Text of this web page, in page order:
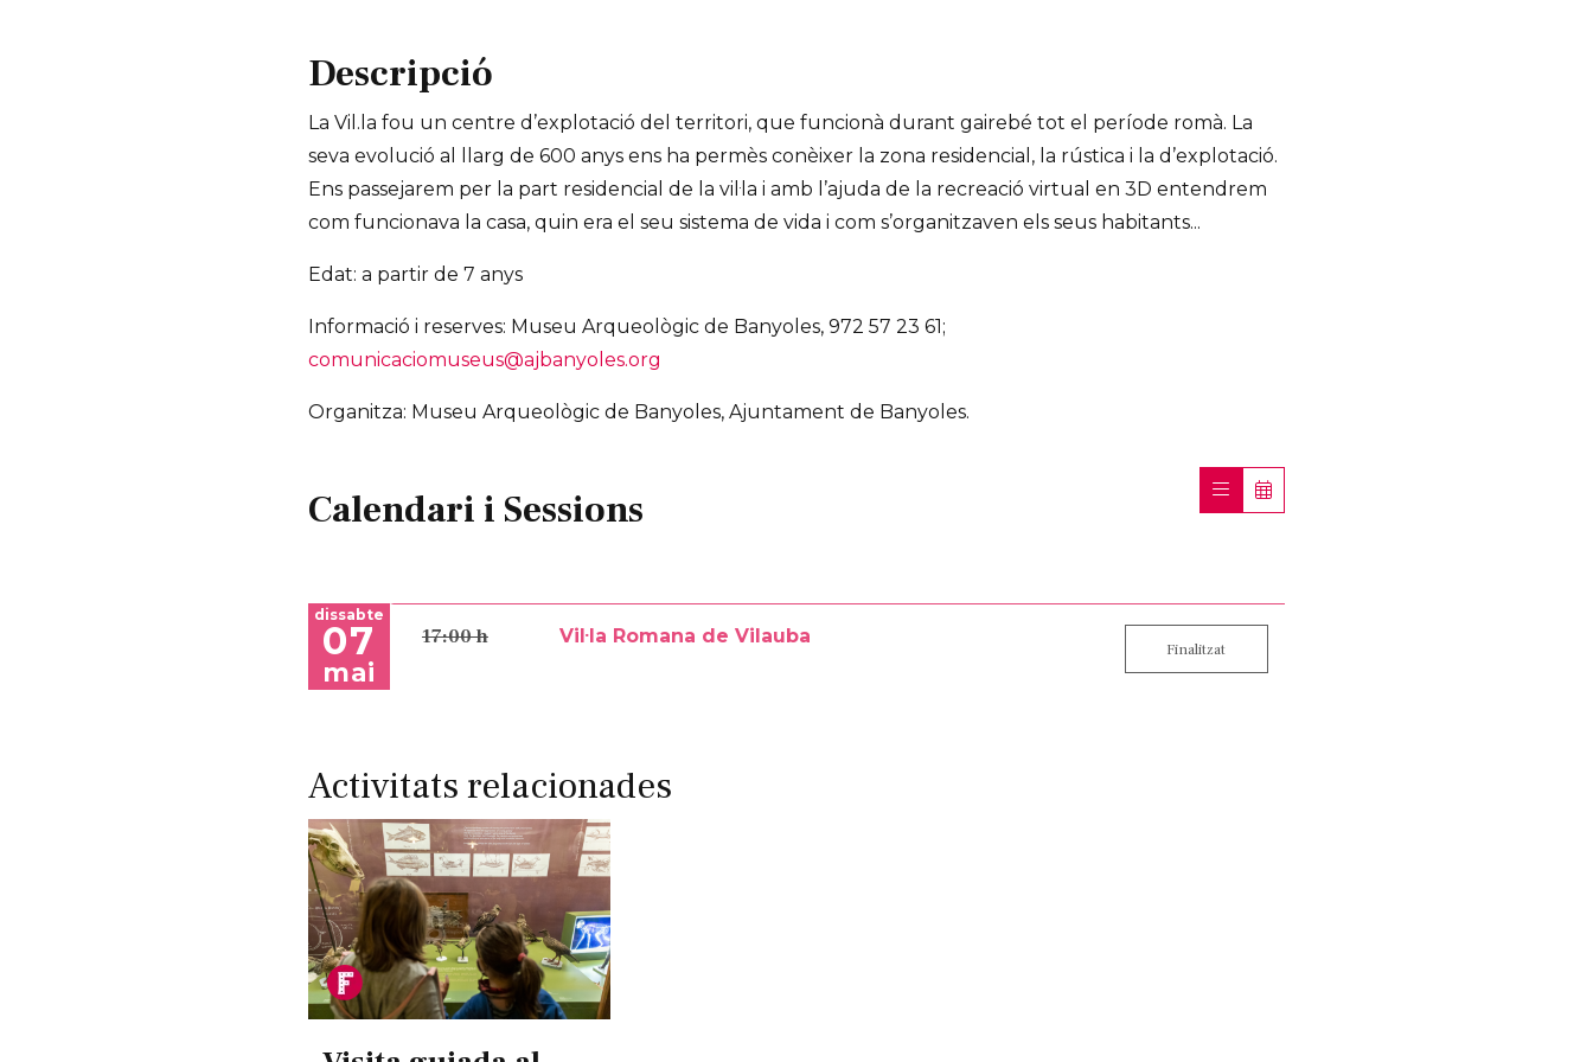
Descripció
La Vil.la fou un centre d’explotació del territori, que funcionà durant gairebé tot el període romà. La
seva evolució al llarg de 600 anys ens ha permès conèixer la zona residencial, la rústica i la d’explotació.
Ens passejarem per la part residencial de la vil·la i amb l’ajuda de la recreació virtual en 3D entendrem
com funcionava la casa, quin era el seu sistema de vida i com s’organitzaven els seus habitants...
Edat: a partir de 7 anys
Informació i reserves: Museu Arqueològic de Banyoles, 972 57 23 61;
comunicaciomuseus@ajbanyoles.org
Organitza: Museu Arqueològic de Banyoles, Ajuntament de Banyoles.
Calendari i Sessions
dissabte
07
mai
17:00 h Vil·la Romana de Vilauba
Finalitzat
Activitats relacionades